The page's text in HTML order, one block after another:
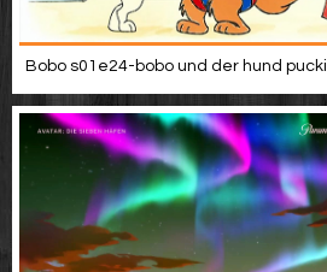
Bobo s01e24-bobo und der hund pucki